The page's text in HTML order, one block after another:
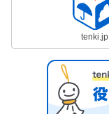
tenki.jp